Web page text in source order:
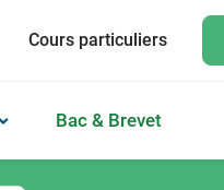
Cours particuliers
Bac & Brevet